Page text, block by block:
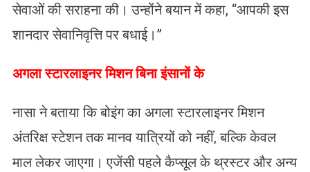
सेवाओं की सराहना की। उन्होंने बयान में कहा, “आपकी इस
शानदार सेवानिवृत्ति पर बधाई।”
अगला स्टारलाइनर मिशन बिना इंसानों के
नासा ने बताया कि बोइंग का अगला स्टारलाइनर मिशन
अंतरिक्ष स्टेशन तक मानव यात्रियों को नहीं, बल्कि केवल
माल लेकर जाएगा। एजेंसी पहले कैप्सूल के थ्रस्टर और अन्य